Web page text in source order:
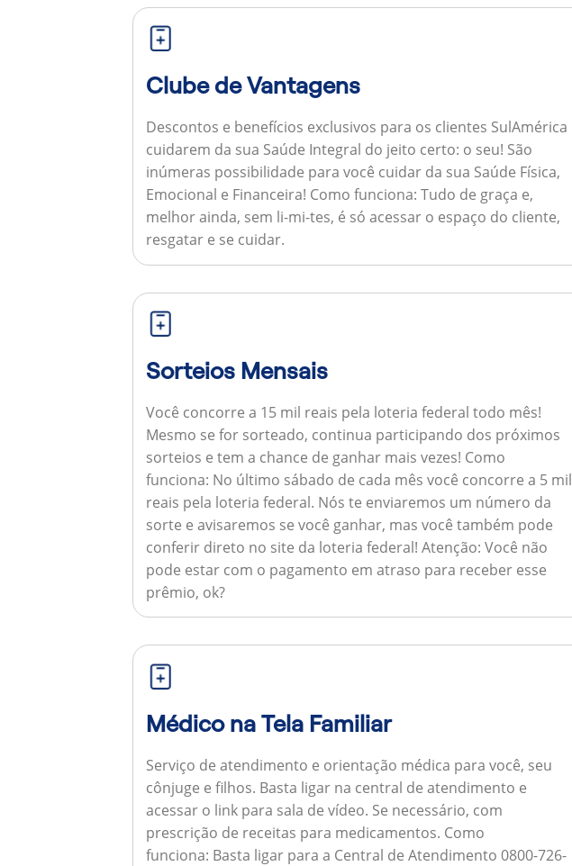
Clube de Vantagens
Descontos e benefícios exclusivos para os clientes SulAmérica
cuidarem da sua Saúde Integral do jeito certo: o seu! São
inúmeras possibilidade para você cuidar da sua Saúde Física,
Emocional e Financeira! Como funciona: Tudo de graça e,
melhor ainda, sem li-mi-tes, é só acessar o espaço do cliente,
resgatar e se cuidar.
Sorteios Mensais
Você concorre a 15 mil reais pela loteria federal todo mês!
Mesmo se for sorteado, continua participando dos próximos
sorteios e tem a chance de ganhar mais vezes! Como
funciona: No último sábado de cada mês você concorre a 5 mil
reais pela loteria federal. Nós te enviaremos um número da
sorte e avisaremos se você ganhar, mas você também pode
conferir direto no site da loteria federal!Atenção: Você não
pode estar com o pagamento em atraso para receber esse
prêmio, ok?
Médico na Tela Familiar
Serviço de atendimento e orientação médica para você, seu
cônjuge e filhos. Basta ligar na central de atendimento e
acessar o link para sala de vídeo. Se necessário, com
prescrição de receitas para medicamentos. Como
funciona: Basta ligar para a Central de Atendimento 0800-726-